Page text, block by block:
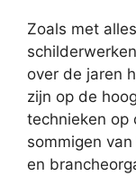
Zoals met
over de jaren
zijn op de
technieken op
sommigen
en